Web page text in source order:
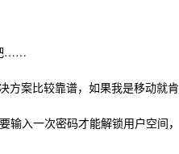
……
方案比较靠谱，如果我是移动就
输入一次密码才能解锁用户空间